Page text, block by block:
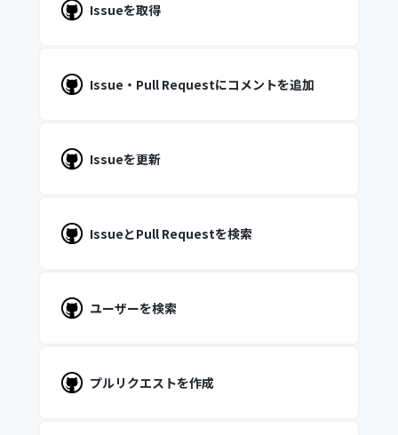
Issueを取得
Issue・Pull Requestにコメントを追加
Issueを更新
IssueとPull Requestを検索
ユーザーを検索
プルリクエストを作成